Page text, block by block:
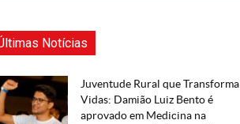
Notícias
Juventude Rural que Transforma
Vidas: Damião Luiz Bento é
aprovado em Medicina na